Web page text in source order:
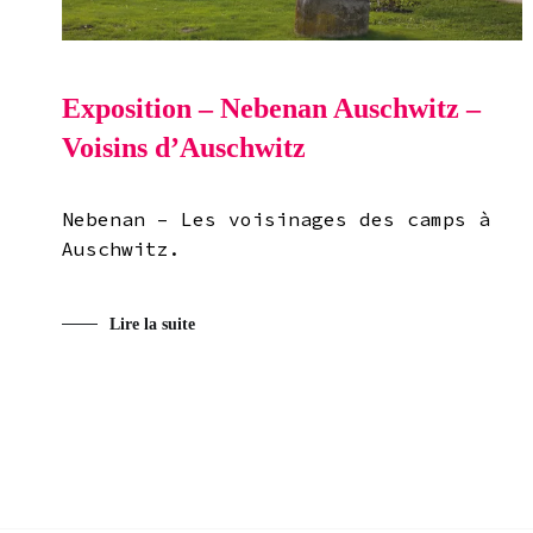
Exposition – Nebenan Auschwitz –
Voisins d’Auschwitz
Nebenan – Les voisinages des camps à
Auschwitz.
Lire la suite